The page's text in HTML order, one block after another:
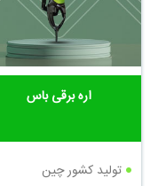
اره برقی باس
تولید کشور چین